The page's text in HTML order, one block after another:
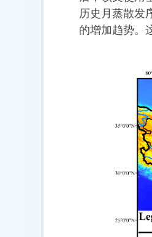
历史月蒸散发
的增加趋势。